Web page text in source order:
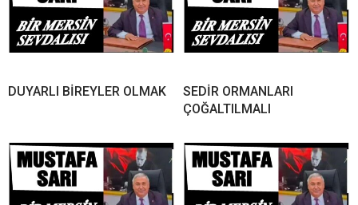
DUYARLI BİREYLER OLMAK
SEDİR ORMANLARI
ÇOĞALTILMALI